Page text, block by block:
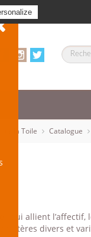
sur la Toile Catalogue
qui allient l’affectif,
divers et